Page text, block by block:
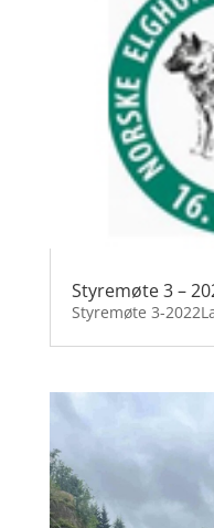
Styremøte 3 –
Styremøte 3-